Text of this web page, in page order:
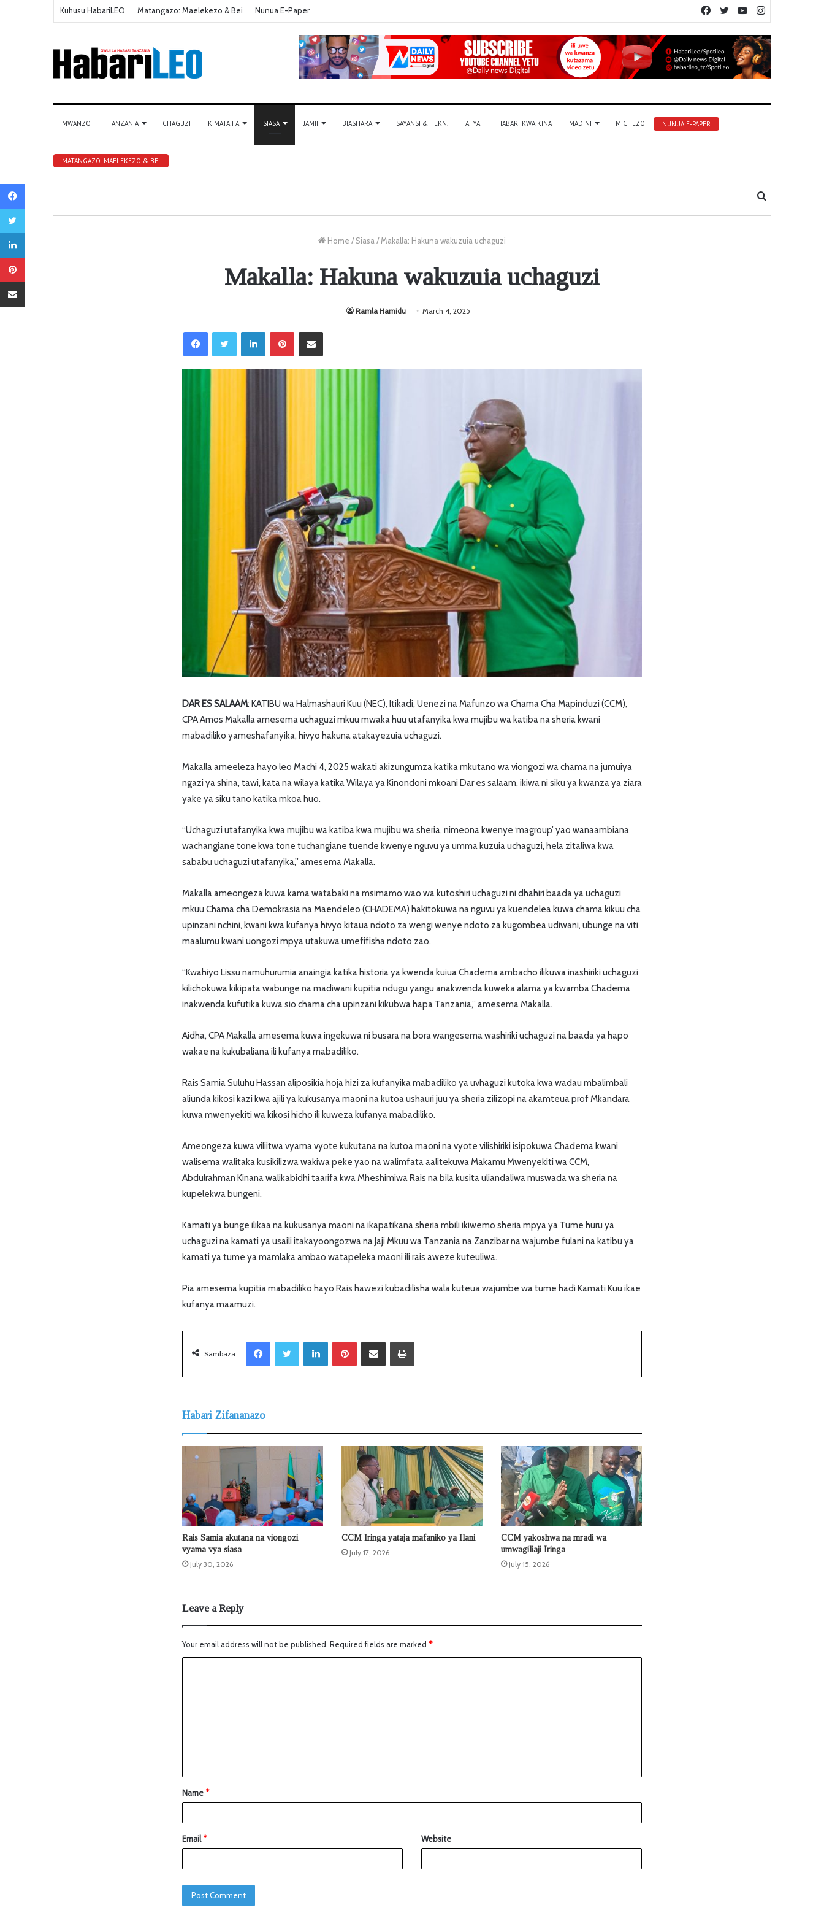
Kuhusu HabariLEO Matangazo: Maelekezo & Bei Nunua E-Paper YouTube
Twitter
Facebook
MWANZO TANZANIA CHAGUZI KIMATAIFA SIASA JAMII BIASHARA SAYANSI & TEKN. AFYA HABARI KWA KINA MADINI MICHEZO NUNUA E-PAPER
MATANGAZO: MAELEKEZO & BEI
Tafuta
Home / Siasa / Makalla: Hakuna wakuzuia uchaguzi
Makalla: Hakuna wakuzuia uchaguzi
Ramla Hamidu March 4, 2025
LinkedIn
DAR ES SALAAM: KATIBU wa Halmashauri Kuu (NEC), Itikadi, Uenezi na Mafunzo wa Chama Cha Mapinduzi (CCM),
CPA Amos Makalla amesema uchaguzi mkuu mwaka huu utafanyika kwa mujibu wa katiba na sheria kwani
mabadiliko yameshafanyika, hivyo hakuna atakayezuia uchaguzi.
Makalla ameeleza hayo leo Machi 4, 2025 wakati akizungumza katika mkutano wa viongozi wa chama na jumuiya
ngazi ya shina, tawi, kata na wilaya katika Wilaya ya Kinondoni mkoani Dar es salaam, ikiwa ni siku ya kwanza ya ziara
yake ya siku tano katika mkoa huo.
“Uchaguzi utafanyika kwa mujibu wa katiba kwa mujibu wa sheria, nimeona kwenye ‘magroup’ yao wanaambiana
wachangiane tone kwa tone tuchangiane tuende kwenye nguvu ya umma kuzuia uchaguzi, hela zitaliwa kwa
sababu uchaguzi utafanyika,” amesema Makalla.
Makalla ameongeza kuwa kama watabaki na msimamo wao wa kutoshiri uchaguzi ni dhahiri baada ya uchaguzi
mkuu Chama cha Demokrasia na Maendeleo (CHADEMA) hakitokuwa na nguvu ya kuendelea kuwa chama kikuu cha
upinzani nchini, kwani kwa kufanya hivyo kitaua ndoto za wengi wenye ndoto za kugombea udiwani, ubunge na viti
maalumu kwani uongozi mpya utakuwa umefifisha ndoto zao.
“Kwahiyo Lissu namuhurumia anaingia katika historia ya kwenda kuiua Chadema ambacho ilikuwa inashiriki uchaguzi
kilichokuwa kikipata wabunge na madiwani kupitia ndugu yangu anakwenda kuweka alama ya kwamba Chadema
inakwenda kufutika kuwa sio chama cha upinzani kikubwa hapa Tanzania,” amesema Makalla.
Aidha, CPA Makalla amesema kuwa ingekuwa ni busara na bora wangesema washiriki uchaguzi na baada ya hapo
wakae na kukubaliana ili kufanya mabadiliko.
Rais Samia Suluhu Hassan aliposikia hoja hizi za kufanyika mabadiliko ya uvhaguzi kutoka kwa wadau mbalimbali
aliunda kikosi kazi kwa ajili ya kukusanya maoni na kutoa ushauri juu ya sheria zilizopi na akamteua prof Mkandara
kuwa mwenyekiti wa kikosi hicho ili kuweza kufanya mabadiliko.
Ameongeza kuwa viliitwa vyama vyote kukutana na kutoa maoni na vyote vilishiriki isipokuwa Chadema kwani
walisema walitaka kusikilizwa wakiwa peke yao na walimfata aalitekuwa Makamu Mwenyekiti wa CCM,
Abdulrahman Kinana walikabidhi taarifa kwa Mheshimiwa Rais na bila kusita uliandaliwa muswada wa sheria na
kupelekwa bungeni.
Kamati ya bunge ilikaa na kukusanya maoni na ikapatikana sheria mbili ikiwemo sheria mpya ya Tume huru ya
uchaguzi na kamati ya usaili itakayoongozwa na Jaji Mkuu wa Tanzania na Zanzibar na wajumbe fulani na katibu ya
kamati ya tume ya mamlaka ambao watapeleka maoni ili rais aweze kuteuliwa.
Pia amesema kupitia mabadiliko hayo Rais hawezi kubadilisha wala kuteua wajumbe wa tume hadi Kamati Kuu ikae
kufanya maamuzi.
Sambaza
LinkedIn Sambaza kupitia barua pepe
Habari Zifananazo
Rais Samia akutana na viongozi
vyama vya siasa
July 30, 2026
CCM Iringa yataja mafaniko ya Ilani
July 17, 2026
CCM yakoshwa na mradi wa
umwagiliaji Iringa
July 15, 2026
Leave a Reply
Your email address will not be published. Required fields are marked *
Name*
Email* Website